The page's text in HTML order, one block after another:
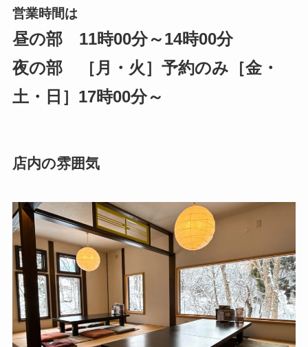
営業時間は
昼の部 11時00分～14時00分
夜の部 ［月・火］予約のみ［金・
土・日］17時00分～
店内の雰囲気